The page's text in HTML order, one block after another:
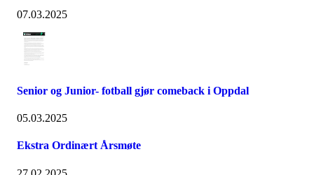
07.03.2025
Senior og Junior- fotball gjør comeback i Oppdal
05.03.2025
Ekstra Ordinært Årsmøte